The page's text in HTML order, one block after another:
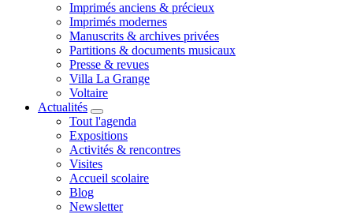
Imprimés anciens & précieux
Imprimés modernes
Manuscrits & archives privées
Partitions & documents musicaux
Presse & revues
Villa La Grange
Voltaire
Actualités
Tout l'agenda
Expositions
Activités & rencontres
Visites
Accueil scolaire
Blog
Newsletter